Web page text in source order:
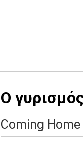
Ο
Coming Home